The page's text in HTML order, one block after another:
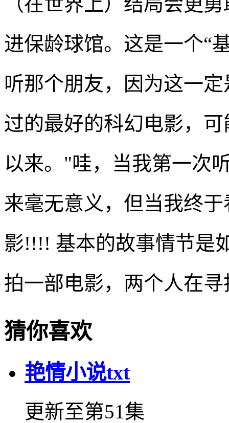
进保龄球馆。这是一个“
听那个朋友，因为这一
过的最好的科幻电影，
以来。"哇，当我第一次
来毫无意义，但当我终
影!!!! 基本的故事情节是
拍一部电影，两个人在
猜你喜欢
艳情小说txt
更新至第51集